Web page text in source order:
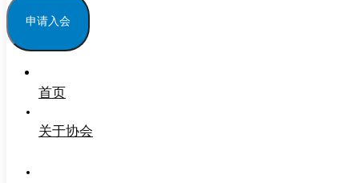
申请入会
首页
关于协会